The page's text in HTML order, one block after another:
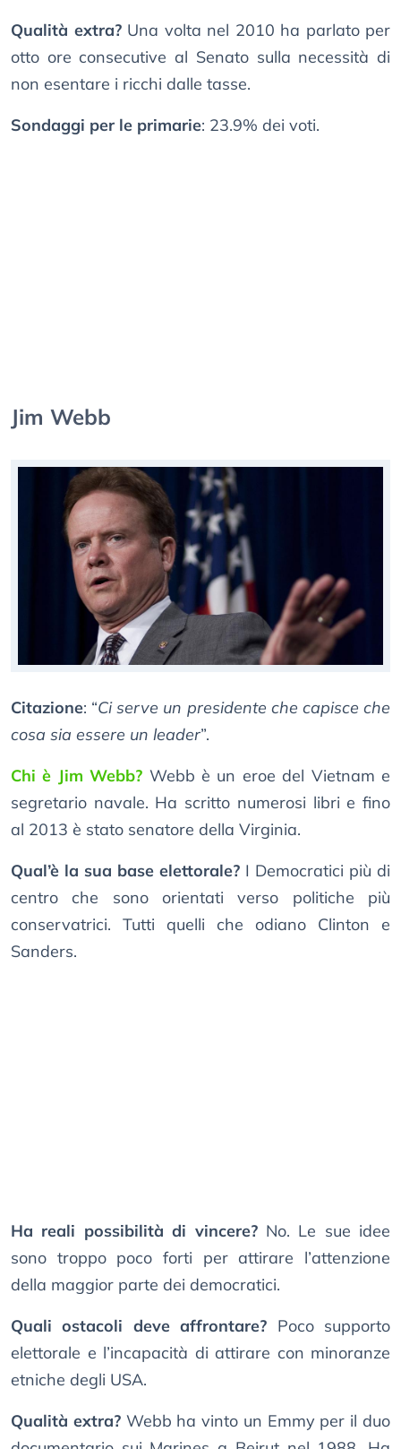
Qualità extra?Una volta nel 2010 ha parlato per
otto ore consecutive al Senato sulla necessità di
non esentare i ricchi dalle tasse.
Sondaggi per le primarie: 23.9% dei voti.
Jim Webb
Citazione: “Ci serve un presidente che capisce che
cosa sia essere un leader”.
Chi è Jim Webb? Webb è un eroe del Vietnam e
segretario navale. Ha scritto numerosi libri e fino
al 2013 è stato senatore della Virginia.
Qual’è la sua base elettorale? I Democratici più di
centro che sono orientati verso politiche più
conservatrici. Tutti quelli che odiano Clinton e
Sanders.
Ha reali possibilità di vincere? No. Le sue idee
sono troppo poco forti per attirare l’attenzione
della maggior parte dei democratici.
Quali ostacoli deve affrontare? Poco supporto
elettorale e l’incapacità di attirare con minoranze
etniche degli USA.
Qualità extra?Webb ha vinto un Emmy per il duo